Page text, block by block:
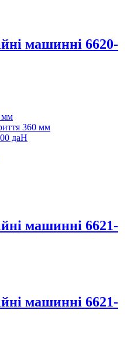
машинні 6620-
мм
360 мм
даН
машинні 6621-
машинні 6621-